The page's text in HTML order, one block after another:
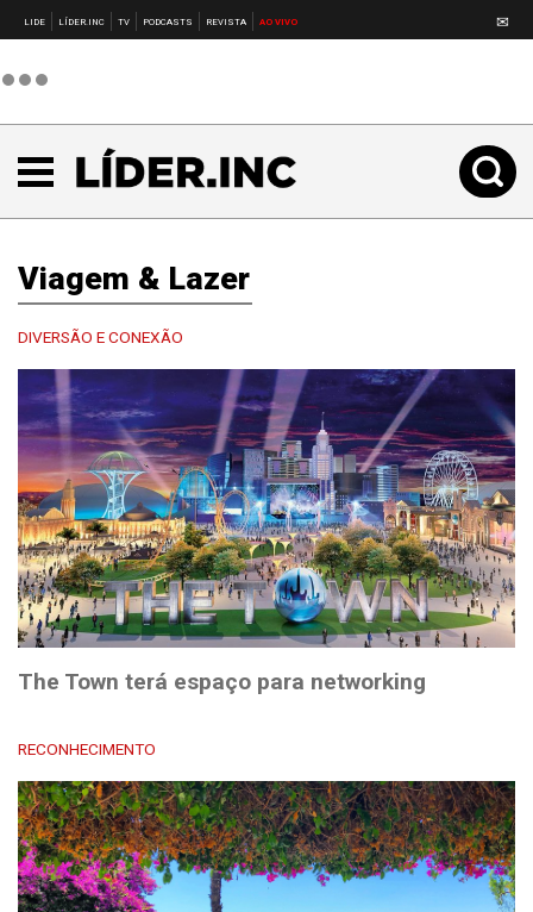
LIDE LÍDER.INC TV PODCASTS REVISTA AO VIVO ✉
Viagem & Lazer
DIVERSÃO E CONEXÃO
The Town terá espaço para networking
RECONHECIMENTO